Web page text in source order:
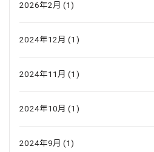
2026年2月 (1)
2024年12月 (1)
2024年11月 (1)
2024年10月 (1)
2024年9月 (1)